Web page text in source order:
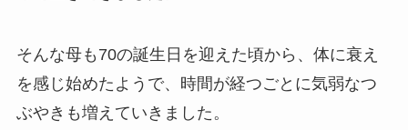
そんな母も70の誕生日を迎えた頃から、体に衰え
を感じ始めたようで、時間が経つごとに気弱なつ
ぶやきも増えていきました。